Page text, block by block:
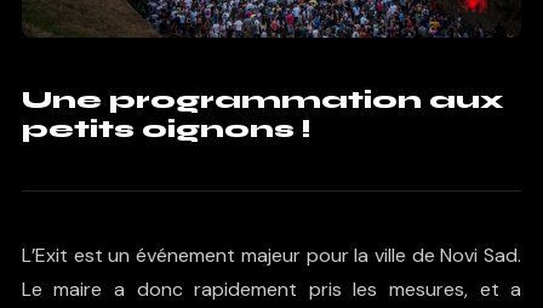
Une programmation aux
petits oignons !
L’Exit est un événement majeur pour la ville de Novi Sad.
Le maire a donc rapidement pris les mesures, et a